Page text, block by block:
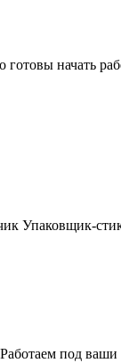
начать
Упаковщик-
под ваши